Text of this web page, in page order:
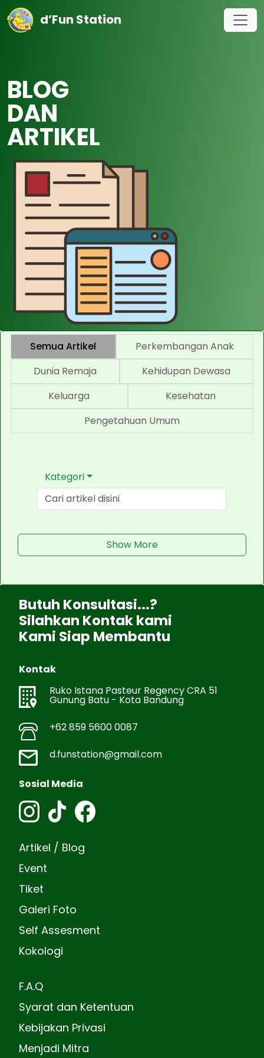
d’Fun Station
BLOG
DAN
ARTIKEL
Semua Artikel
Perkembangan Anak
Dunia Remaja
Kehidupan Dewasa
Keluarga
Kesehatan
Pengetahuan Umum
Kategori
Show More
Butuh Konsultasi...?
Silahkan Kontak kami
Kami Siap Membantu
Kontak
Ruko Istana Pasteur Regency CRA 51
Gunung Batu - Kota Bandung
+62 859 5600 0087
d.funstation@gmail.com
Sosial Media
Artikel / Blog
Event
Tiket
Galeri Foto
Self Assesment
Kokologi
F.A.Q
Syarat dan Ketentuan
Kebijakan Privasi
Menjadi Mitra